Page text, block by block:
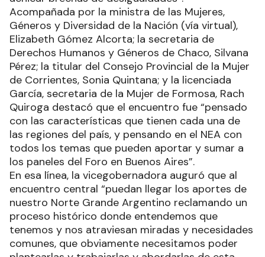
Acompañada por la ministra de las Mujeres,
Géneros y Diversidad de la Nación (vía virtual),
Elizabeth Gómez Alcorta; la secretaria de
Derechos Humanos y Géneros de Chaco, Silvana
Pérez; la titular del Consejo Provincial de la Mujer
de Corrientes, Sonia Quintana; y la licenciada
García, secretaria de la Mujer de Formosa, Rach
Quiroga destacó que el encuentro fue “pensado
con las características que tienen cada una de
las regiones del país, y pensando en el NEA con
todos los temas que pueden aportar y sumar a
los paneles del Foro en Buenos Aires”.
En esa línea, la vicegobernadora auguró que al
encuentro central “puedan llegar los aportes de
nuestro Norte Grande Argentino reclamando un
proceso histórico donde entendemos que
tenemos y nos atraviesan miradas y necesidades
comunes, que obviamente necesitamos poder